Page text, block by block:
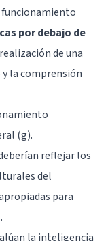
por debajo de
de una
la comprensión
(g).
reflejar los
del
para
la inteligencia